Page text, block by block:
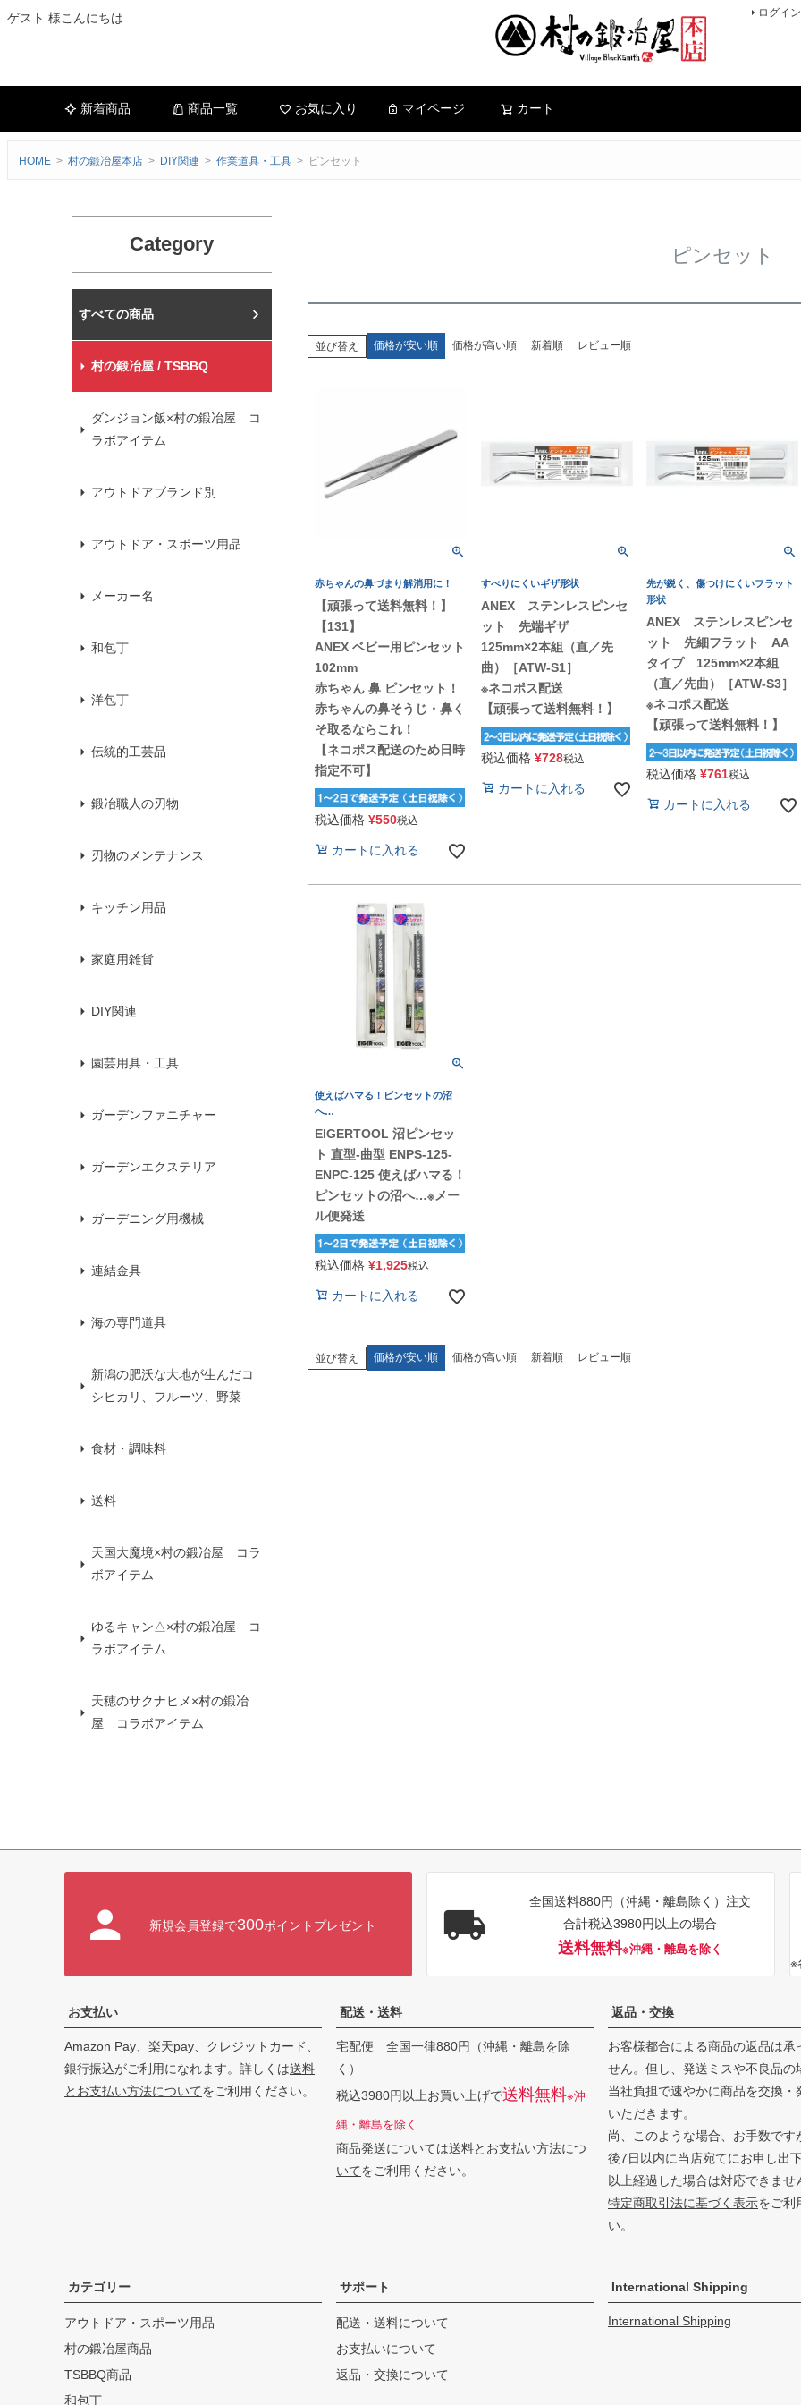
ゲスト 様こんにちは ログイン
新着商品 商品一覧 お気に入り マイページ カート
HOME 村の鍛冶屋本店 DIY関連 作業道具・工具 ピンセット
Category
村の鍛冶屋本店
村の鍛冶屋 / TSBBQ
ダンジョン飯×村の鍛冶屋 コ
ラボアイテム
アウトドアブランド別
アウトドア・スポーツ用品
メーカー名
和包丁
洋包丁
伝統的工芸品
鍛冶職人の刃物
刃物のメンテナンス
キッチン用品
家庭用雑貨
DIY関連
園芸用具・工具
ガーデンファニチャー
ガーデンエクステリア
ガーデニング用機械
連結金具
海の専門道具
新潟の肥沃な大地が生んだコ
シヒカリ、フルーツ、野菜
食材・調味料
送料
天国大魔境×村の鍛冶屋 コラ
ボアイテム
ゆるキャン△×村の鍛冶屋 コ
ラボアイテム
天穂のサクナヒメ×村の鍛冶
屋 コラボアイテム
ピンセット
並び替え 価格が安い順 価格が高い順 新着順 レビュー順
赤ちゃんの鼻づまり解消用に！
【頑張って送料無料！】
【131】
ANEX ベビー用ピンセット
102mm
赤ちゃん 鼻 ピンセット！
赤ちゃんの鼻そうじ・鼻く
そ取るならこれ！
【ネコポス配送のため日時
指定不可】
税込価格 ¥550税込
カートに入れる
すべりにくいギザ形状
ANEX ステンレスピンセ
ット 先端ギザ
125mm×2本組（直／先
曲）［ATW-S1］
※ネコポス配送
【頑張って送料無料！】
税込価格 ¥728税込
カートに入れる
先が鋭く、傷つけにくいフラット
形状
ANEX ステンレスピンセ
ット 先細フラット AA
タイプ 125mm×2本組
（直／先曲）［ATW-S3］
※ネコポス配送
【頑張って送料無料！】
税込価格 ¥761税込
カートに入れる
使えばハマる！ピンセットの沼
へ…
EIGERTOOL 沼ピンセッ
ト 直型-曲型 ENPS-125-
ENPC-125 使えばハマる！
ピンセットの沼へ…※メー
ル便発送
税込価格 ¥1,925税込
カートに入れる
並び替え 価格が安い順 価格が高い順 新着順 レビュー順
新規会員登録で300ポイントプレゼント
全国送料880円（沖縄・離島除く）注文
合計税込3980円以上の場合
送料無料※沖縄・離島を除く
※
お支払い
Amazon Pay、楽天pay、クレジットカード、
銀行振込がご利用になれます。詳しくは送料
とお支払い方法についてをご利用ください。
配送・送料
宅配便 全国一律880円（沖縄・離島を除
く）
税込3980円以上お買い上げで送料無料※沖
縄・離島を除く
商品発送については送料とお支払い方法につ
いてをご利用ください。
返品・交換
お客様都合による商品の返品は承
せん。但し、発送ミスや不良品の
当社負担で速やかに商品を交換・
いただきます。
尚、このような場合、お手数です
後7日以内に当店宛てにお申し出
以上経過した場合は対応できませ
特定商取引法に基づく表示をご利
い。
カテゴリー
アウトドア・スポーツ用品
村の鍛冶屋商品
TSBBQ商品
和包丁
サポート
配送・送料について
お支払いについて
返品・交換について
International Shipping
International Shipping